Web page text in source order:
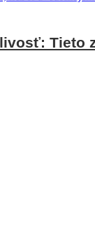
Tieto